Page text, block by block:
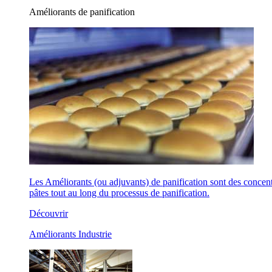
Améliorants de panification
Les Améliorants (ou adjuvants) de panification sont des
pâtes tout au long du processus de panification.
Découvrir
Améliorants Industrie